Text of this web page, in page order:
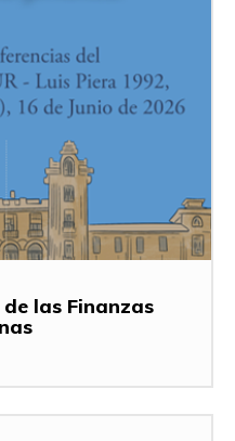
de las Finanzas